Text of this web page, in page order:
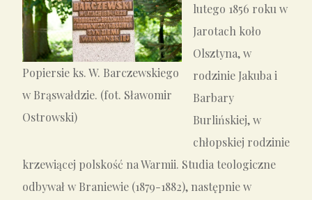
Popiersie ks. W. Barczewskiego
w Brąswałdzie. (fot. Sławomir
Ostrowski)
lutego 1856 roku w
Jarotach koło
Olsztyna, w
rodzinie Jakuba i
Barbary
Burlińskiej, w
chłopskiej rodzinie
krzewiącej polskość na Warmii. Studia teologiczne
odbywał w Braniewie (1879-1882), następnie w